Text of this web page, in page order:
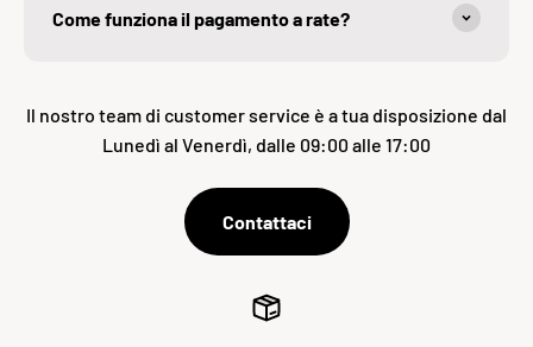
Come funziona il pagamento a rate?
Il nostro team di customer service è a tua disposizione dal
Lunedì al Venerdì, dalle 09:00 alle 17:00
Contattaci